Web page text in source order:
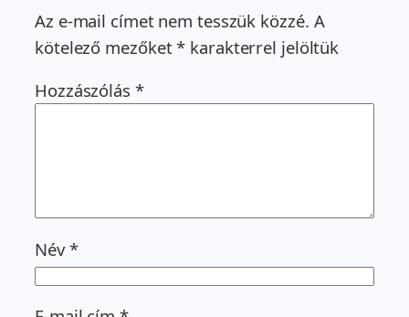
Az e-mail címet nem tesszük közzé. A
kötelező mezőket* karakterrel jelöltük
Hozzászólás *
Név*